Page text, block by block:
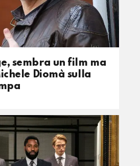
sembra un film ma
Diomà sulla